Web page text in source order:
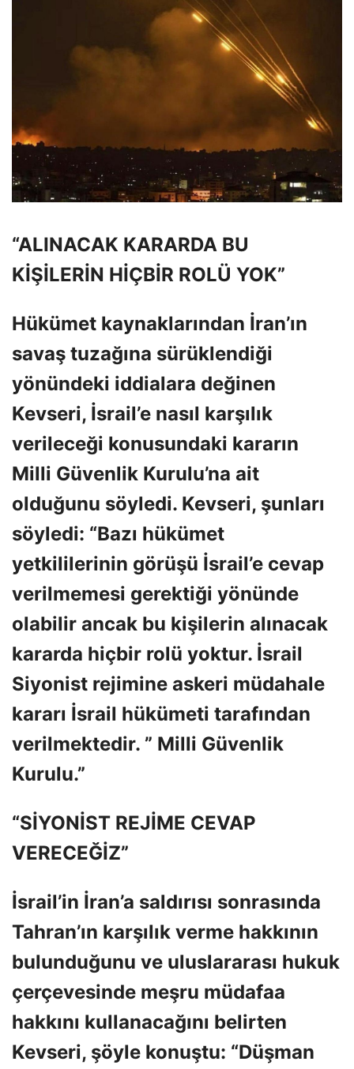
“ALINACAK KARARDA BU
KİŞİLERİN HİÇBİR ROLÜ YOK”
Hükümet kaynaklarından İran’ın
savaş tuzağına sürüklendiği
yönündeki iddialara değinen
Kevseri, İsrail’e nasıl karşılık
verileceği konusundaki kararın
Milli Güvenlik Kurulu’na ait
olduğunu söyledi. Kevseri, şunları
söyledi: “Bazı hükümet
yetkililerinin görüşü İsrail’e cevap
verilmemesi gerektiği yönünde
olabilir ancak bu kişilerin alınacak
kararda hiçbir rolü yoktur. İsrail
Siyonist rejimine askeri müdahale
kararı İsrail hükümeti tarafından
verilmektedir. ” Milli Güvenlik
Kurulu.”
“SİYONİST REJİME CEVAP
VERECEĞİZ”
İsrail’in İran’a saldırısı sonrasında
Tahran’ın karşılık verme hakkının
bulunduğunu ve uluslararası hukuk
çerçevesinde meşru müdafaa
hakkını kullanacağını belirten
Kevseri, şöyle konuştu: “Düşman